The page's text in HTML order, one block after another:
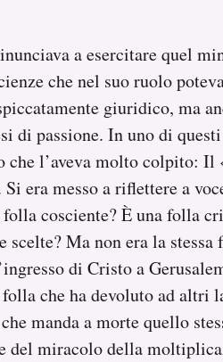
a esercitare quel
che nel suo ruolo
giuridico, ma
di passione. In uno di
che l’aveva molto colpito:
Si era messo a riflettere a
folla cosciente? È una folla
scelte? Ma non era la
di Cristo a
che ha devoluto ad altri
manda a morte quello
del miracolo della